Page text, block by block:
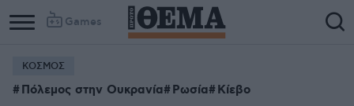
Games
ΚΟΣΜΟΣ
Πόλεμος στην Ουκρανία Ρωσία Κίεβο